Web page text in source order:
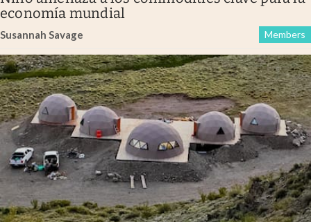
economía mundial
Susannah Savage Members